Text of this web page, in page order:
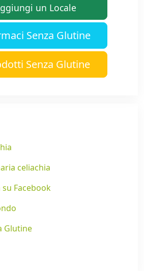
un Locale
Senza Glutine
Senza Glutine
celiachia
Facebook
Glutine